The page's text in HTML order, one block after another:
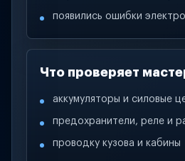
появились ошибки
Что проверяет
аккумуляторы и силовые
предохранители, реле и
проводку кузова и кабины